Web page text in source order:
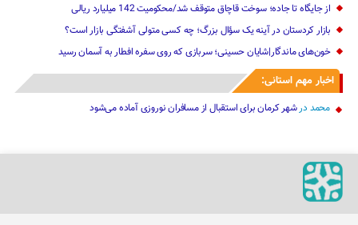
از جایگاه تا جاده؛ سوخت قاچاق متوقف شد/محکومیت 142 میلیارد ریالی
بازار کردستان در آینه یک سؤال بزرگ؛ چه کسی متولی آشفتگی بازار است؟
خون‌های ماندگار|شایان حسینی؛ سربازی که روی سفره افطار به آسمان رسید
اخبار مهم استانی:
محمد درشهر کرمان برای استقبال از مسافران نوروزی آماده می‌شود